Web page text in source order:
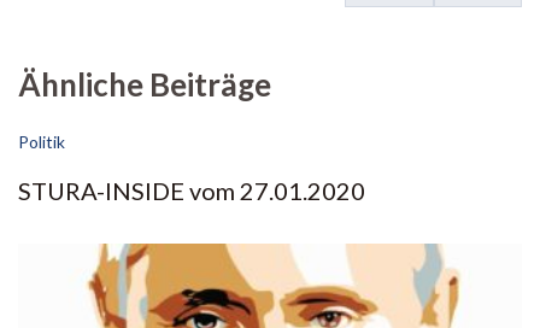
Ähnliche Beiträge
Politik
STURA-INSIDE vom 27.01.2020